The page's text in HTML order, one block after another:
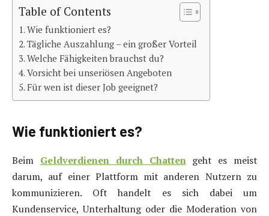
Table of Contents
Wie funktioniert es?
Tägliche Auszahlung – ein großer Vorteil
Welche Fähigkeiten brauchst du?
Vorsicht bei unseriösen Angeboten
Für wen ist dieser Job geeignet?
Wie funktioniert es?
Beim Geldverdienen durch Chattengeht es meist
darum, auf einer Plattform mit anderen Nutzern zu
kommunizieren. Oft handelt es sich dabei um
Kundenservice, Unterhaltung oder die Moderation von